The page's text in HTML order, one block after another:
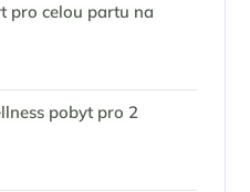
pro celou partu na
pobyt pro 2